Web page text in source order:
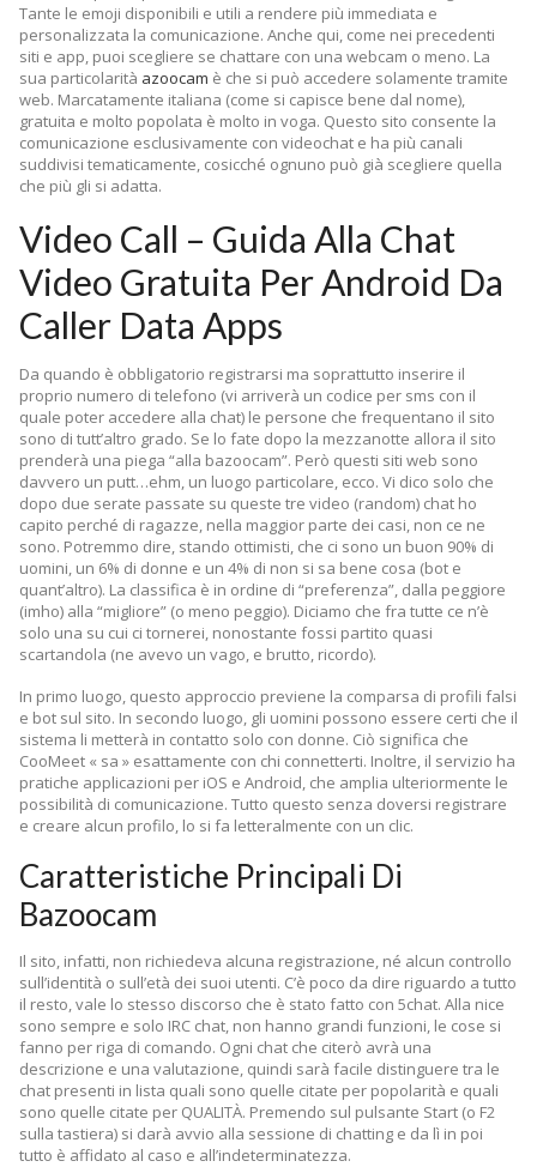
Tante le emoji disponibili e utili a rendere più immediata e
personalizzata la comunicazione. Anche qui, come nei precedenti
siti e app, puoi scegliere se chattare con una webcam o meno. La
sua particolarità azoocam è che si può accedere solamente tramite
web. Marcatamente italiana (come si capisce bene dal nome),
gratuita e molto popolata è molto in voga. Questo sito consente la
comunicazione esclusivamente con videochat e ha più canali
suddivisi tematicamente, cosicché ognuno può già scegliere quella
che più gli si adatta.
Video Call – Guida Alla Chat
Video Gratuita Per Android Da
Caller Data Apps
Da quando è obbligatorio registrarsi ma soprattutto inserire il
proprio numero di telefono (vi arriverà un codice per sms con il
quale poter accedere alla chat) le persone che frequentano il sito
sono di tutt’altro grado. Se lo fate dopo la mezzanotte allora il sito
prenderà una piega “alla bazoocam”. Però questi siti web sono
davvero un putt…ehm, un luogo particolare, ecco. Vi dico solo che
dopo due serate passate su queste tre video (random) chat ho
capito perché di ragazze, nella maggior parte dei casi, non ce ne
sono. Potremmo dire, stando ottimisti, che ci sono un buon 90% di
uomini, un 6% di donne e un 4% di non si sa bene cosa (bot e
quant’altro). La classifica è in ordine di “preferenza”, dalla peggiore
(imho) alla “migliore” (o meno peggio). Diciamo che fra tutte ce n’è
solo una su cui ci tornerei, nonostante fossi partito quasi
scartandola (ne avevo un vago, e brutto, ricordo).
In primo luogo, questo approccio previene la comparsa di profili falsi
e bot sul sito. In secondo luogo, gli uomini possono essere certi che il
sistema li metterà in contatto solo con donne. Ciò significa che
CooMeet « sa » esattamente con chi connetterti. Inoltre, il servizio ha
pratiche applicazioni per iOS e Android, che amplia ulteriormente le
possibilità di comunicazione. Tutto questo senza doversi registrare
e creare alcun profilo, lo si fa letteralmente con un clic.
Caratteristiche Principali Di
Bazoocam
Il sito, infatti, non richiedeva alcuna registrazione, né alcun controllo
sull’identità o sull’età dei suoi utenti. C’è poco da dire riguardo a tutto
il resto, vale lo stesso discorso che è stato fatto con 5chat. Alla nice
sono sempre e solo IRC chat, non hanno grandi funzioni, le cose si
fanno per riga di comando. Ogni chat che citerò avrà una
descrizione e una valutazione, quindi sarà facile distinguere tra le
chat presenti in lista quali sono quelle citate per popolarità e quali
sono quelle citate per QUALITÀ. Premendo sul pulsante Start (o F2
sulla tastiera) si darà avvio alla sessione di chatting e da lì in poi
tutto è affidato al caso e all’indeterminatezza.